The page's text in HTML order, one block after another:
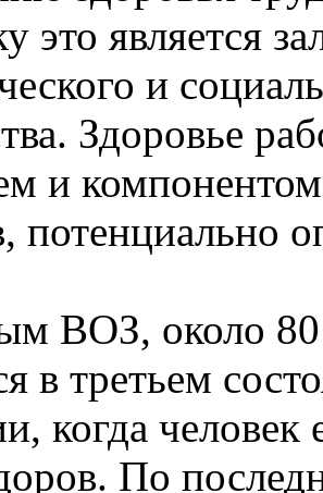
это является
и
Здоровье
и
потенциально
ВОЗ, около 80
в третьем
когда
По